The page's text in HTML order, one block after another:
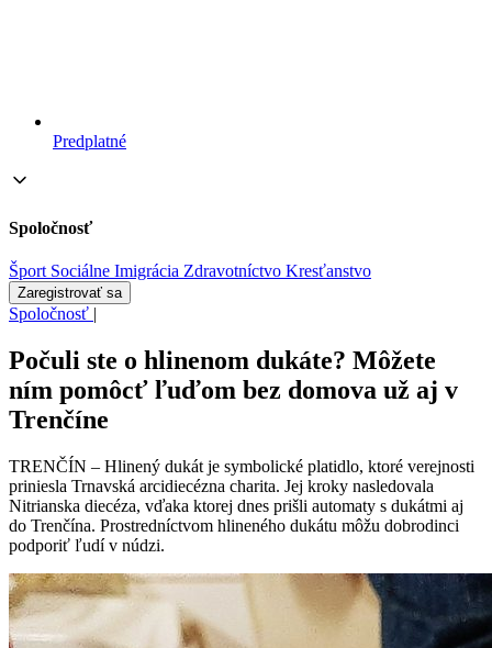
Predplatné
Spoločnosť
Šport Sociálne Imigrácia Zdravotníctvo Kresťanstvo
Zaregistrovať sa
Spoločnosť |
Počuli ste o hlinenom dukáte? Môžete
ním pomôcť ľuďom bez domova už aj v
Trenčíne
TRENČÍN – Hlinený dukát je symbolické platidlo, ktoré verejnosti
priniesla Trnavská arcidiecézna charita. Jej kroky nasledovala
Nitrianska diecéza, vďaka ktorej dnes prišli automaty s dukátmi aj
do Trenčína. Prostredníctvom hlineného dukátu môžu dobrodinci
podporiť ľudí v núdzi.